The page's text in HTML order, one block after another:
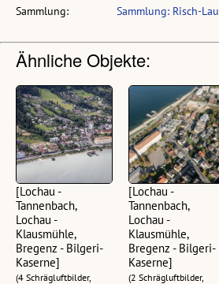
Sammlung:
Sammlung: Risch-Lau
Ähnliche Objekte:
[Lochau -
Tannenbach,
Lochau -
Klausmühle,
Bregenz - Bilgeri-
Kaserne]
(4 Schrägluftbilder,
[Lochau -
Tannenbach,
Lochau -
Klausmühle,
Bregenz - Bilgeri-
Kaserne]
(2 Schrägluftbilder,